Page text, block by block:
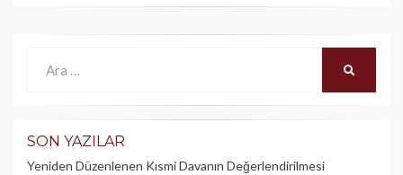
SON YAZILAR
Yeniden Düzenlenen Kısmi Davanın Değerlendirilmesi